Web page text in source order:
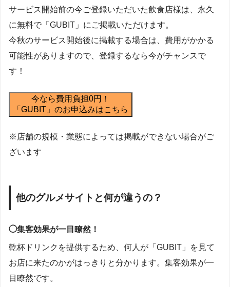
サービス開始前の今ご登録いただいた飲食店様は、永久
に無料で「GUBIT」にご掲載いただけます。
今秋のサービス開始後に掲載する場合は、費用がかかる
可能性がありますので、登録するなら今がチャンスで
す！
今なら費用負担0円！
「GUBIT」のお申込みはこちら
※店舗の規模・業態によっては掲載ができない場合がご
ざいます
他のグルメサイトと何が違うの？
◯集客効果が一目瞭然！
乾杯ドリンクを提供するため、何人が「GUBIT」を見て
お店に来たのかがはっきりと分かります。集客効果が一
目瞭然です。